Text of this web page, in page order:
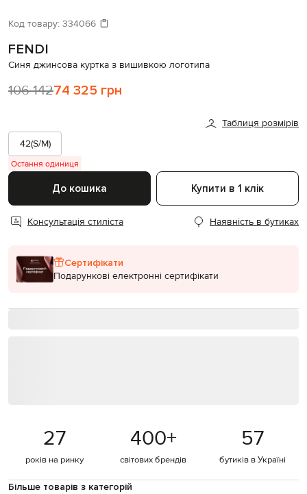
Код товару: 334066
FENDI
Синя джинсова куртка з вишивкою логотипа
106 14274 325 грн
Таблиця розмірів
42(S/M)
Остання одиниця
До кошика Купити в 1 клік
Консультація стиліста Наявність в бутиках
Сертифікати
Подарункові електронні сертифікати
27
років на ринку
400+
світових брендів
57
бутиків в Україні
Більше товарів з категорій